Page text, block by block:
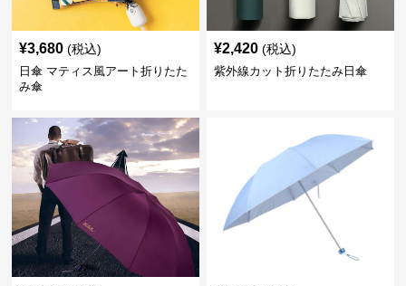
¥3,680 (税込)
日傘 マティス風アート折りたた
み傘
¥2,420 (税込)
紫外線カット折りたたみ日傘